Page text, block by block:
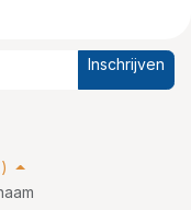
Inschrijven